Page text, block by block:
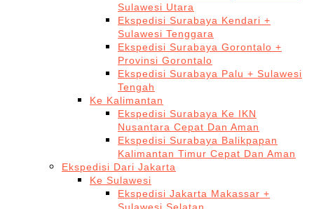
Sulawesi Utara
Ekspedisi Surabaya Kendari +
Sulawesi Tenggara
Ekspedisi Surabaya Gorontalo +
Provinsi Gorontalo
Ekspedisi Surabaya Palu + Sulawesi
Tengah
Ke Kalimantan
Ekspedisi Surabaya Ke IKN
Nusantara Cepat Dan Aman
Ekspedisi Surabaya Balikpapan
Kalimantan Timur Cepat Dan Aman
Ekspedisi Dari Jakarta
Ke Sulawesi
Ekspedisi Jakarta Makassar +